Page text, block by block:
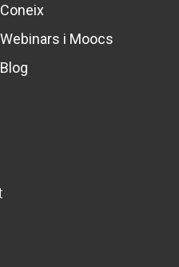
Coneix
Webinars i Moocs
Blog